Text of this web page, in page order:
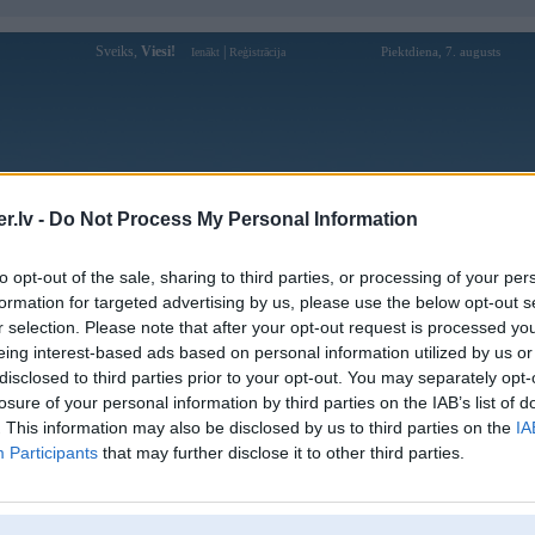
- Do Not Process My Personal Information
opt-out of the sale, sharing to third parties, or processing of your
for targeted advertising by us, please use the below opt-out
selection. Please note that after your opt-out request is processed
interest-based ads based on personal information utilized by us
to third parties prior to your opt-out. You may separately
of your personal information by third parties on the IAB’s list of
This information may also be disclosed by us to third parties on the
Participants that may further disclose it to other third parties.
Sveiks, Viesi! Ienākt Reģistrācija Piektdiena, 7. augusts
Forums Galerijas Reģistrācija Lietotāji
Lietotāja winbox88my6com profils
Lietotājvārds: winbox88my6com
Intereses:
Winbox | Winbox88 | Winbox Online
Casino | Winbox Official | Winbox
Mobile | Winbox Login PLAY GAMES
Ziņojumi forumā:
[Pēdējie ziņojumi forumā]